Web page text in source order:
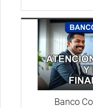
Banco